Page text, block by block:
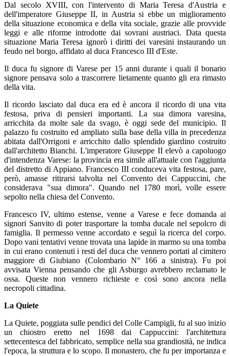
Dal secolo XVIII, con l'intervento di Maria Teresa d'Austria e
dell'imperatore Giuseppe II, in Austria si ebbe un miglioramento
della situazione economica e della vita sociale, grazie alle provvide
leggi e alle riforme introdotte dai sovrani austriaci. Data questa
situazione Maria Teresa ignorò i diritti dei varesini instaurando un
feudo nel borgo, affidato al duca Francesco III d'Este.
Il duca fu signore di Varese per 15 anni durante i quali il bonario
signore pensava solo a trascorrere lietamente quanto gli era rimasto
della vita.
Il ricordo lasciato dal duca era ed è ancora il ricordo di una vita
festosa, priva di pensieri importanti. La sua dimora varesina,
arricchita da molte sale da svago, è oggi sede del municipio. Il
palazzo fu costruito ed ampliato sulla base della villa in precedenza
abitata dall'Orrigoni e arricchito dallo splendido giardino costruito
dall'architetto Bianchi. L'imperatore Giuseppe II elevò a capoluogo
d'intendenza Varese: la provincia era simile all'attuale con l'aggiunta
del distretto di Appiano. Francesco III conduceva vita festosa, pare,
però, amasse ritirarsi talvolta nel Convento dei Cappuccini, che
considerava "sua dimora". Quando nel 1780 morì, volle essere
sepolto nella chiesa del Convento.
Francesco IV, ultimo estense, venne a Varese e fece domanda ai
signori Sanvito di poter trasportare la tomba ducale nel sepolcro di
famiglia. Il permesso venne accordato e seguì la ricerca del corpo.
Dopo vani tentativi venne trovata una lapide in marmo su una tomba
in cui erano contenuti i resti del duca che vennero portati al cimitero
maggiore di Giubiano (Colombario N° 166 a sinistra). Fu poi
avvisata Vienna pensando che gli Asburgo avrebbero reclamato le
ossa. Queste non vennero richieste e così sono ancora nella
necropoli cittadina.
La Quiete
La Quiete, poggiata sulle pendici del Colle Campigli, fu al suo inizio
un chiostro eretto nel 1698 dai Cappuccini: l'architettura
settecentesca del fabbricato, semplice nella sua grandiosità, ne indica
l'epoca, la struttura e lo scopo. Il monastero, che fu per importanza e